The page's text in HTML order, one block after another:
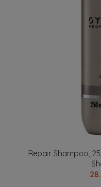
Repair Shampoo,